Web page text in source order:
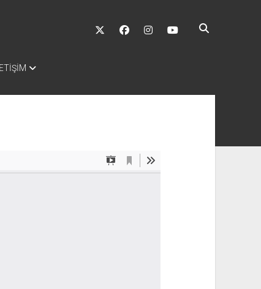
twitter facebookinstagramyoutube